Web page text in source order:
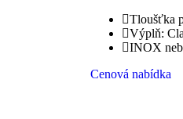
Tloušťka
Výplň:
INOX
Cenová nabídka